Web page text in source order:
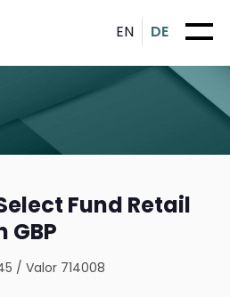
EN DE
Fund Retail
/Valor 714008